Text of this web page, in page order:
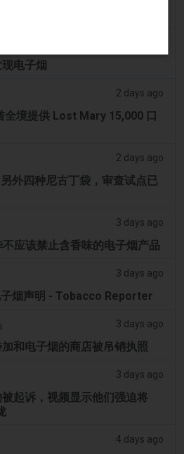
电子烟
2 days ago
境提供 Lost Mary 15,000 口
2 days ago
外四种尼古丁袋，审查试点已
3 days ago
应该禁止含香味的电子烟产品
3 days ago
子烟声明 - Tobacco Reporter
3 days ago
和电子烟的商店被吊销执照
3 days ago
起诉，视频显示他们强迫将
4 days ago